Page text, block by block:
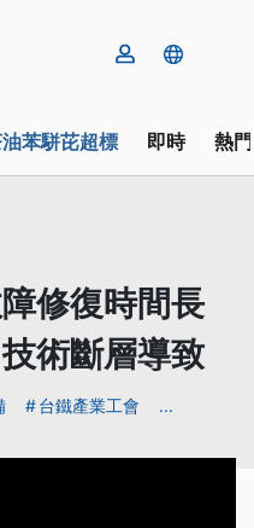
苯駢芘超標 即時 熱
修復時間長
術斷層導致
台鐵產業工會 ...